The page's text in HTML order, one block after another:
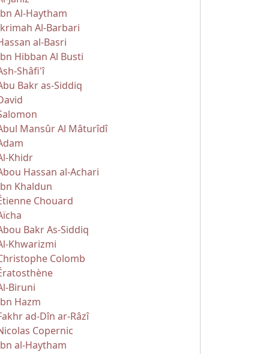
Al-Haytham
Al-Barbari
al-Basri
Hibban Al Busti
Shâfi'î
Bakr as-Siddiq
Mansûr Al Mâturîdî
Khidr
Hassan al-Achari
Khaldun
Chouard
Bakr As-Siddiq
Khwarizmi
Colomb
Biruni
Hazm
ad-Dîn ar-Râzî
Copernic
al-Haytham